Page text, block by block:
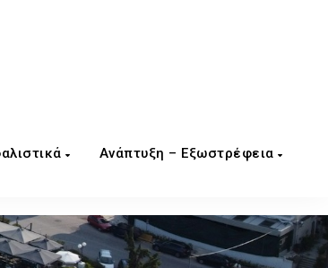
Ανάπτυξη – Εξωστρέφεια